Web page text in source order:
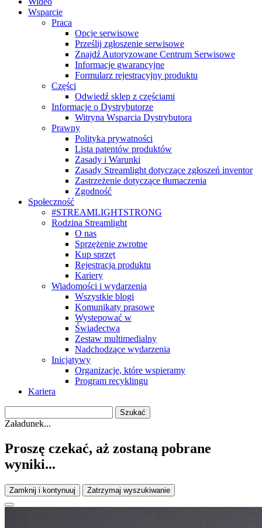
Wsparcie
Praca
Opcje serwisowe
Prześlij zgłoszenie serwisowe
Znajdź Autoryzowane Centrum Serwisowe
Informacje gwarancyjne
Formularz rejestracyjny produktu
Części
Odwiedź sklep z częściami
Informacje o Dystrybutorze
Witryna Wsparcia Dystrybutora
Prawny
Polityka prywatności
Lista patentów produktów
Zasady i Warunki
Zasady Streamlight dotyczące zgłoszeń inventor
Zastrzeżenie dotyczące tłumaczenia
Zgodność
Społeczność
#STREAMLIGHTSTRONG
Rodzina Streamlight
O nas
Sprzężenie zwrotne
Kup sprzęt
Rejestracja produktu
Kariery
Wiadomości i wydarzenia
Wszystkie blogi
Komunikaty prasowe
Wystepować w
Świadectwa
Zestaw multimedialny
Nadchodzące wydarzenia
Inicjatywy
Organizacje, które wspieramy
Program recyklingu
Kariera
Załadunek...
Proszę czekać, aż zostaną pobrane
wyniki...
Zamknij i kontynuuj Zatrzymaj wyszukiwanie